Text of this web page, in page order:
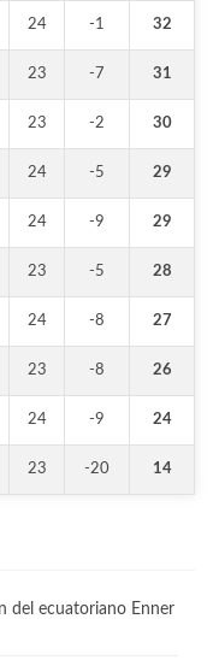
24 -1 32
23 -7 31
23 -2 30
24 -5 29
24 -9 29
23 -5 28
24 -8 27
23 -8 26
24 -9 24
23 -20 14
del ecuatoriano Enner